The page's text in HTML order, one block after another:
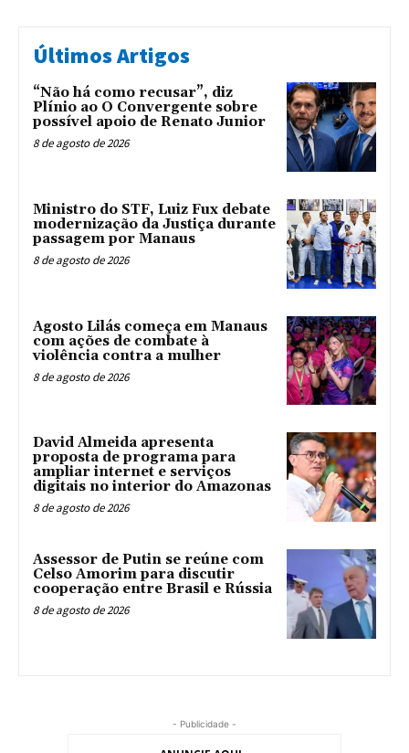
Últimos Artigos
“Não há como recusar”, diz
Plínio ao O Convergente sobre
possível apoio de Renato Junior
8 de agosto de 2026
Ministro do STF, Luiz Fux debate
modernização da Justiça durante
passagem por Manaus
8 de agosto de 2026
Agosto Lilás começa em Manaus
com ações de combate à
violência contra a mulher
8 de agosto de 2026
David Almeida apresenta
proposta de programa para
ampliar internet e serviços
digitais no interior do Amazonas
8 de agosto de 2026
Assessor de Putin se reúne com
Celso Amorim para discutir
cooperação entre Brasil e Rússia
8 de agosto de 2026
- Publicidade -